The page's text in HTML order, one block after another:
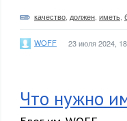
качество должен иметь
WOFF 23 июля 2024,
Что нужно